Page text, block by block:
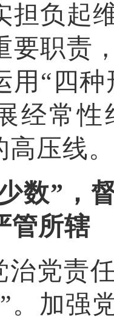
担负起
要职责
用“四
经常
高压线。
数”，
管所辖
治党责
。加强